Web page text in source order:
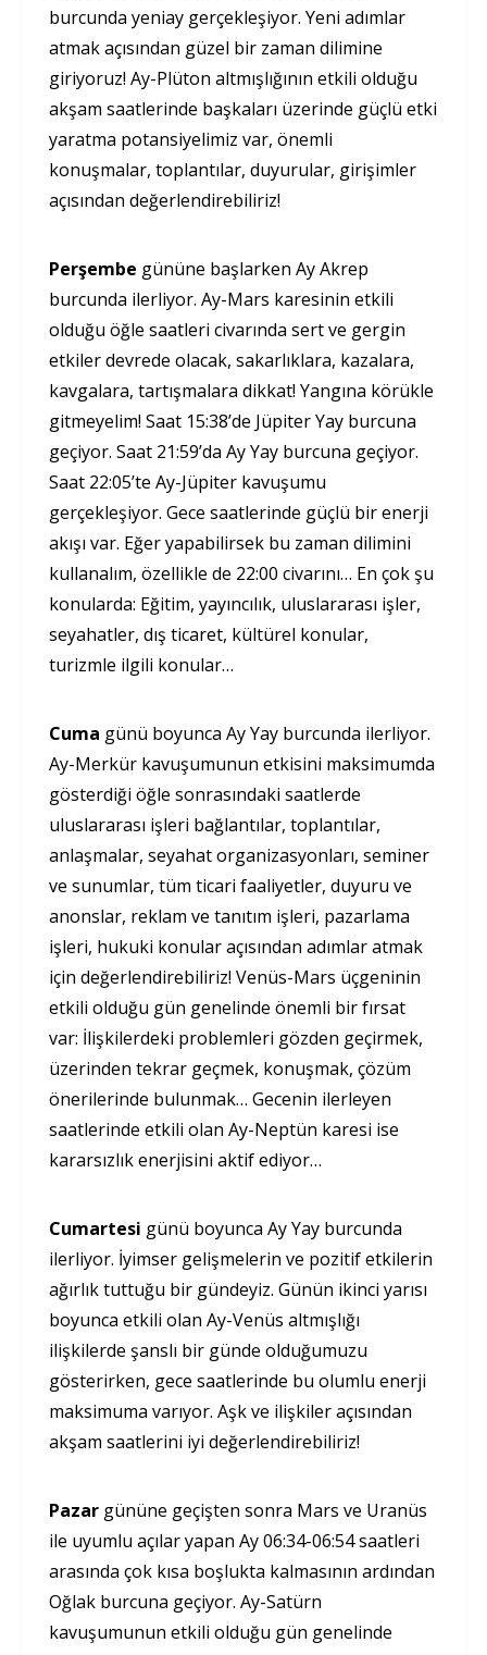
burcunda yeniay gerçekleşiyor. Yeni adımlar
atmak açısından güzel bir zaman dilimine
giriyoruz! Ay-Plüton altmışlığının etkili olduğu
akşam saatlerinde başkaları üzerinde güçlü etki
yaratma potansiyelimiz var, önemli
konuşmalar, toplantılar, duyurular, girişimler
açısından değerlendirebiliriz!
Perşembe gününe başlarken Ay Akrep
burcunda ilerliyor. Ay-Mars karesinin etkili
olduğu öğle saatleri civarında sert ve gergin
etkiler devrede olacak, sakarlıklara, kazalara,
kavgalara, tartışmalara dikkat! Yangına körükle
gitmeyelim! Saat 15:38’de Jüpiter Yay burcuna
geçiyor. Saat 21:59’da Ay Yay burcuna geçiyor.
Saat 22:05’te Ay-Jüpiter kavuşumu
gerçekleşiyor. Gece saatlerinde güçlü bir enerji
akışı var. Eğer yapabilirsek bu zaman dilimini
kullanalım, özellikle de 22:00 civarını… En çok şu
konularda: Eğitim, yayıncılık, uluslararası işler,
seyahatler, dış ticaret, kültürel konular,
turizmle ilgili konular…
Cuma günü boyunca Ay Yay burcunda ilerliyor.
Ay-Merkür kavuşumunun etkisini maksimumda
gösterdiği öğle sonrasındaki saatlerde
uluslararası işleri bağlantılar, toplantılar,
anlaşmalar, seyahat organizasyonları, seminer
ve sunumlar, tüm ticari faaliyetler, duyuru ve
anonslar, reklam ve tanıtım işleri, pazarlama
işleri, hukuki konular açısından adımlar atmak
için değerlendirebiliriz! Venüs-Mars üçgeninin
etkili olduğu gün genelinde önemli bir fırsat
var: İlişkilerdeki problemleri gözden geçirmek,
üzerinden tekrar geçmek, konuşmak, çözüm
önerilerinde bulunmak… Gecenin ilerleyen
saatlerinde etkili olan Ay-Neptün karesi ise
kararsızlık enerjisini aktif ediyor…
Cumartesi günü boyunca Ay Yay burcunda
ilerliyor. İyimser gelişmelerin ve pozitif etkilerin
ağırlık tuttuğu bir gündeyiz. Günün ikinci yarısı
boyunca etkili olan Ay-Venüs altmışlığı
ilişkilerde şanslı bir günde olduğumuzu
gösterirken, gece saatlerinde bu olumlu enerji
maksimuma varıyor. Aşk ve ilişkiler açısından
akşam saatlerini iyi değerlendirebiliriz!
Pazar gününe geçişten sonra Mars ve Uranüs
ile uyumlu açılar yapan Ay 06:34-06:54 saatleri
arasında çok kısa boşlukta kalmasının ardından
Oğlak burcuna geçiyor. Ay-Satürn
kavuşumunun etkili olduğu gün genelinde